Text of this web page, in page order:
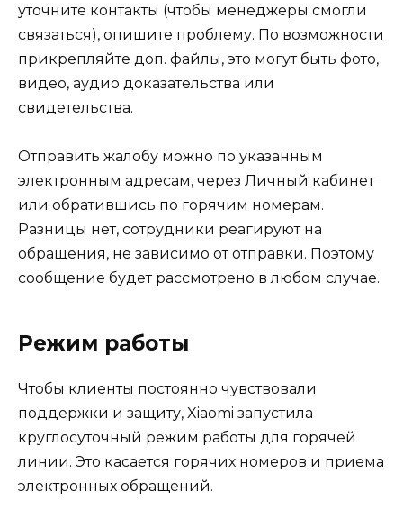
уточните контакты (чтобы менеджеры смогли
связаться), опишите проблему. По возможности
прикрепляйте доп. файлы, это могут быть фото,
видео, аудио доказательства или
свидетельства.
Отправить жалобу можно по указанным
электронным адресам, через Личный кабинет
или обратившись по горячим номерам.
Разницы нет, сотрудники реагируют на
обращения, не зависимо от отправки. Поэтому
сообщение будет рассмотрено в любом случае.
Режим работы
Чтобы клиенты постоянно чувствовали
поддержки и защиту, Xiaomi запустила
круглосуточный режим работы для горячей
линии. Это касается горячих номеров и приема
электронных обращений.